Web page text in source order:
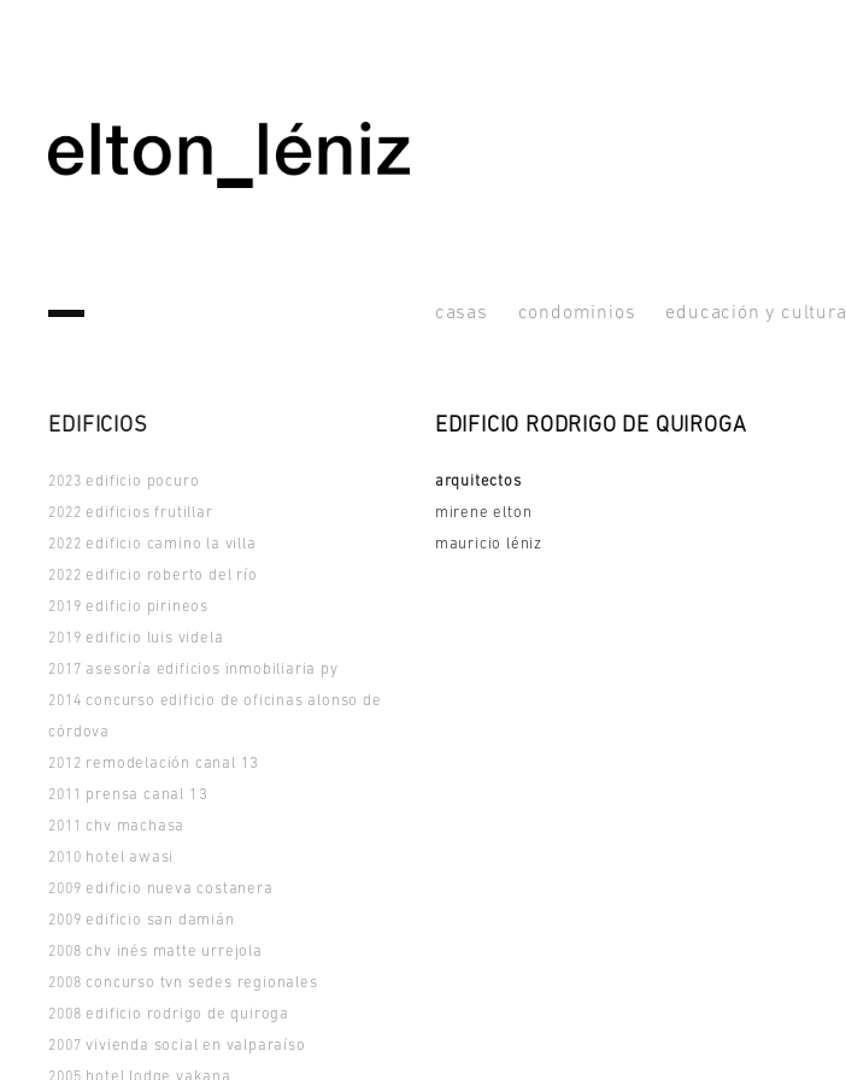
casas condominios educación y cultura
EDIFICIOS
2023 edificio pocuro
2022 edificios frutillar
2022 edificio camino la villa
2022 edificio roberto del río
2019 edificio pirineos
2019 edificio luis videla
2017 asesoría edificios inmobiliaria py
2014 concurso edificio de oficinas alonso de
córdova
2012 remodelación canal 13
2011 prensa canal 13
2011 chv machasa
2010 hotel awasi
2009 edificio nueva costanera
2009 edificio san damián
2008 chv inés matte urrejola
2008 concurso tvn sedes regionales
2008 edificio rodrigo de quiroga
2007 vivienda social en valparaíso
hotel lodge yakana
EDIFICIO RODRIGO DE QUIROGA
arquitectos
mirene elton
mauricio léniz